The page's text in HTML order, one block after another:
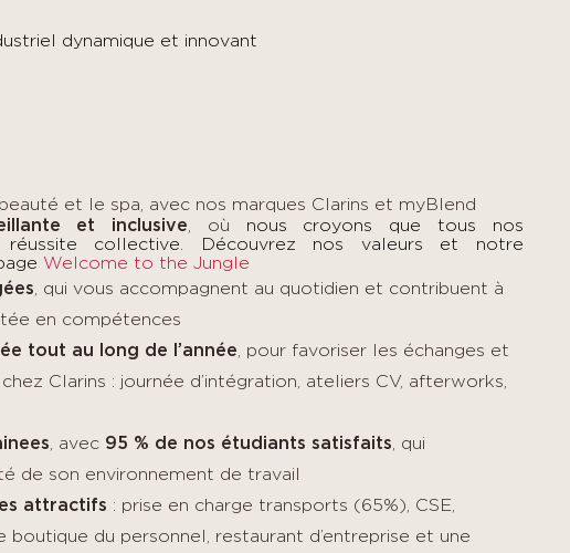
dynamique et innovant
et le spa, avec nos marques Clarins et myBlend
et inclusive , où nous croyons que tous nos
collective. Découvrez nos valeurs et notre
Welcome to the Jungle
qui vous accompagnent au quotidien et contribuent à
en compétences
tout au long de l’année , pour favoriser les échanges et
Clarins : journée d’intégration, ateliers CV, afterworks,
, avec 95 % de nos étudiants satisfaits , qui
de son environnement de travail
attractifs : prise en charge transports (65%), CSE,
du personnel, restaurant d’entreprise et une